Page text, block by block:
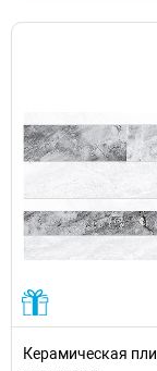
Керамическая